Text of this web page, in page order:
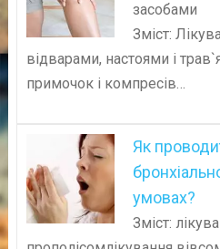
засобами
Зміст:
відварами, настоями і
примочок і компресів…
Як
умовах?
Зміст: